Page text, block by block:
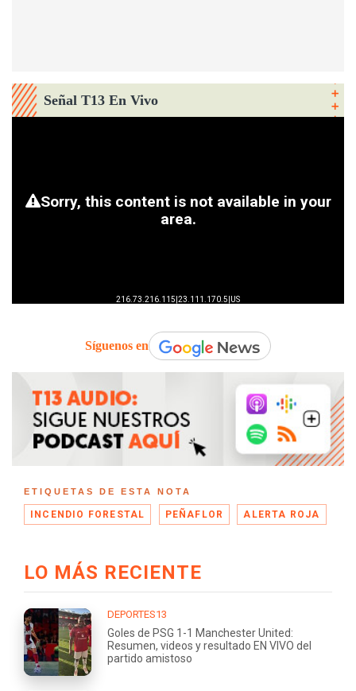
Señal T13 En Vivo
Síguenos en
ETIQUETAS DE ESTA NOTA
INCENDIO FORESTAL PEÑAFLOR ALERTA ROJA
LO MÁS RECIENTE
DEPORTES13
Goles de PSG 1-1 Manchester United:
Resumen, videos y resultado EN VIVO del
partido amistoso